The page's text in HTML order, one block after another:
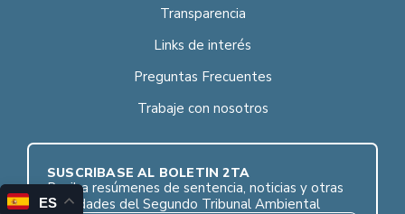
Transparencia
Links de interés
Preguntas Frecuentes
Trabaje con nosotros
SUSCRÍBASE AL BOLETÍN 2TA
Reciba resúmenes de sentencia, noticias y otras
novedades del Segundo Tribunal Ambiental
ES